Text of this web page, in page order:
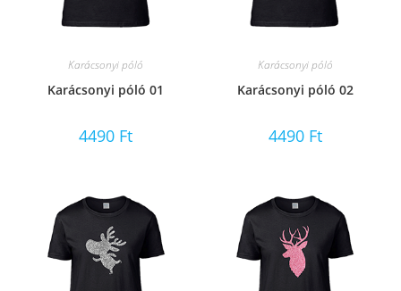
Karácsonyi póló
Karácsonyi póló 01
4490 Ft
Karácsonyi póló
Karácsonyi póló 02
4490 Ft